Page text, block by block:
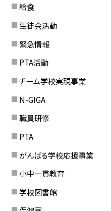
給食
生徒会活動
緊急情報
PTA活動
チーム学校実現事業
N-GIGA
職員研修
PTA
がんばる学校応援事業
小中一貫教育
学校図書館